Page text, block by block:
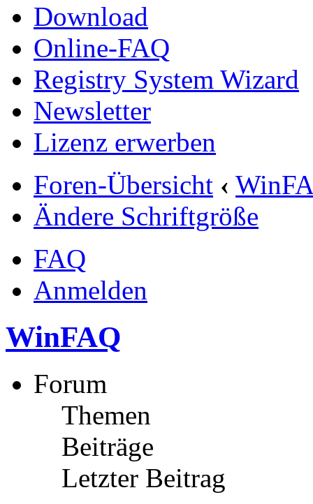
Download
Online-FAQ
Registry System Wizard
Newsletter
Lizenz erwerben
Foren-Übersicht ‹
Ändere Schriftgröße
FAQ
Anmelden
WinFAQ
Forum
Themen
Beiträge
Letzter Beitrag